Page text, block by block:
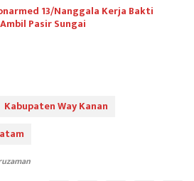
13/Nanggala Kerja Bakti
Pasir Sungai
eKabupaten Way Kanan